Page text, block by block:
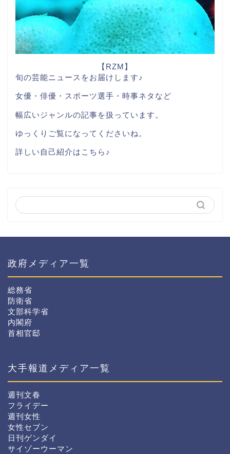
【RZM】
旬の芸能ニュースをお届けします♪
女優・俳優・スポーツ選手・時事ネタなど
幅広いジャンルの記事を扱っています。
ゆっくりご覧になってくださいね。
詳しい自己紹介はこちら♪
政府メディア一覧
総務省
防衛省
文部科学省
内閣府
首相官邸
大手報道メディア一覧
週刊文春
フライデー
週刊女性
女性セブン
日刊ゲンダイ
サイゾーウーマン